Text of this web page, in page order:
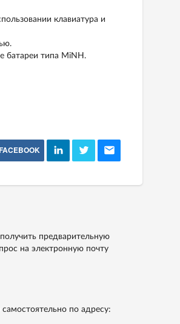
клавиатура и
батареи типа MiNH.
предварительную
на электронную почту
по адресу: